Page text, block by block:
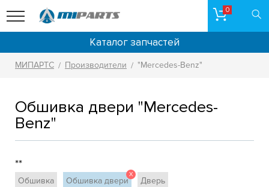
0
Каталог запчастей
МИПАРТС / Производители / "Mercedes-Benz"
Обшивка двери "Mercedes-
Benz"
**
Обшивка Обшивка двери
X
Дверь